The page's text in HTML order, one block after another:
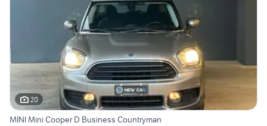
20
MINI Mini Cooper D Business Countryman